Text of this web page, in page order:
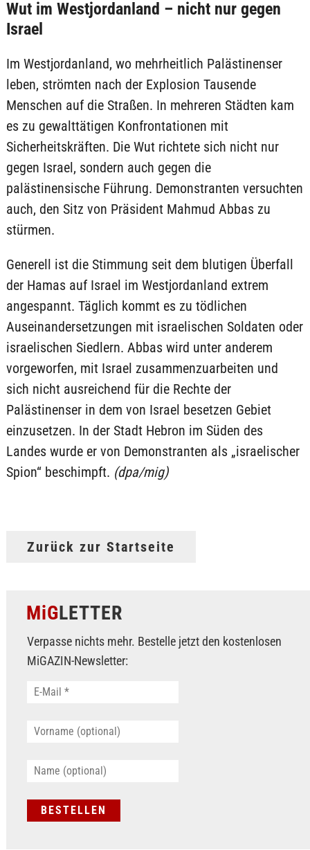
Wut im Westjordanland – nicht nur gegen
Israel
Im Westjordanland, wo mehrheitlich Palästinenser
leben, strömten nach der Explosion Tausende
Menschen auf die Straßen. In mehreren Städten kam
es zu gewalttätigen Konfrontationen mit
Sicherheitskräften. Die Wut richtete sich nicht nur
gegen Israel, sondern auch gegen die
palästinensische Führung. Demonstranten versuchten
auch, den Sitz von Präsident Mahmud Abbas zu
stürmen.
Generell ist die Stimmung seit dem blutigen Überfall
der Hamas auf Israel im Westjordanland extrem
angespannt. Täglich kommt es zu tödlichen
Auseinandersetzungen mit israelischen Soldaten oder
israelischen Siedlern. Abbas wird unter anderem
vorgeworfen, mit Israel zusammenzuarbeiten und
sich nicht ausreichend für die Rechte der
Palästinenser in dem von Israel besetzen Gebiet
einzusetzen. In der Stadt Hebron im Süden des
Landes wurde er von Demonstranten als „israelischer
Spion“ beschimpft. (dpa/mig)
Zurück zur Startseite
MiGLETTER
Verpasse nichts mehr. Bestelle jetzt den kostenlosen
MiGAZIN-Newsletter: